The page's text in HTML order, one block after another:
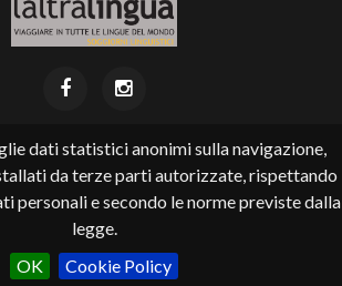
dati statistici anonimi sulla navigazione,
da terze parti autorizzate, rispettando
personali e secondo le norme previste dalla
legge.
OK
Cookie Policy
Laltralingua ©2026.
cinema Corso) - 6900 Lugano
924 22 35 - email
realizzato con il CMS di eQuality srl